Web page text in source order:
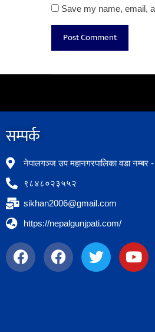
Save my name, email,
सम्पर्क​
नेपालगञ्ज उप महानगरपालिका वडा नम्बर
९८४८०२३५५२
sikhan2006@gmail.com
https://nepalgunjpati.com/